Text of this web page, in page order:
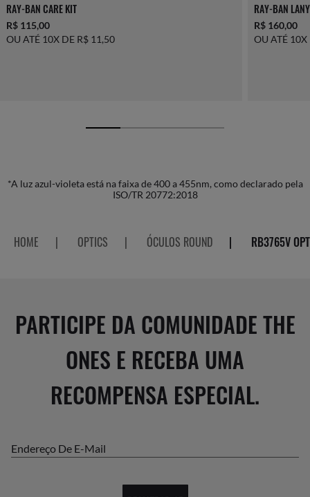
RAY-BAN CARE KIT
R$ 115,00
OU ATÉ 10X DE R$ 11,50
RAY-BAN
R$ 160,00
OU ATÉ
*A luz azul-violeta está na faixa de 400 a 455nm, como declarado pela
ISO/TR 20772:2018
HOME | OPTICS | ÓCULOS ROUND | RB3765V
PARTICIPE DA COMUNIDADE THE
ONES E RECEBA UMA
RECOMPENSA ESPECIAL.
Endereço De E-Mail